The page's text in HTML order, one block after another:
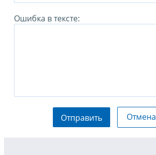
Ошибка в тексте:
Отправить Отмена